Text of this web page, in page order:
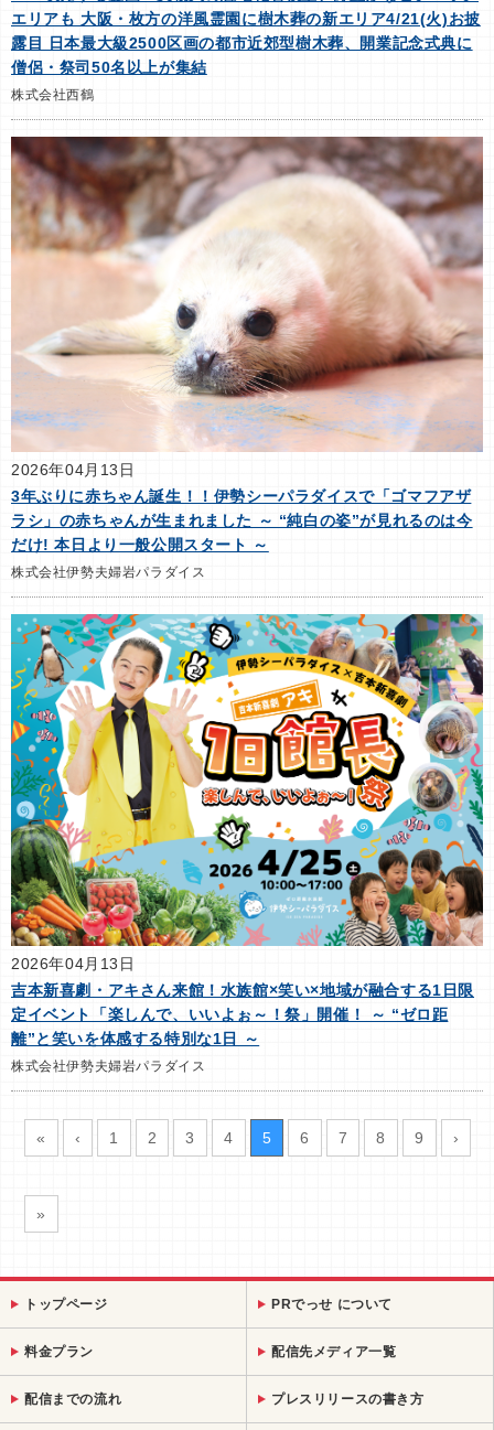
エリアも 大阪・枚方の洋風霊園に樹木葬の新エリア4/21(火)お披
露目 日本最大級2500区画の都市近郊型樹木葬、開業記念式典に
僧侶・祭司50名以上が集結
株式会社西鶴
2026年04月13日
3年ぶりに赤ちゃん誕生！！伊勢シーパラダイスで「ゴマフアザ
ラシ」の赤ちゃんが生まれました ～ “純白の姿”が見れるのは今
だけ! 本日より一般公開スタート ～
株式会社伊勢夫婦岩パラダイス
2026年04月13日
吉本新喜劇・アキさん来館！水族館×笑い×地域が融合する1日限
定イベント「楽しんで、いいよぉ～！祭」開催！ ～ “ゼロ距
離”と笑いを体感する特別な1日 ～
株式会社伊勢夫婦岩パラダイス
« ‹ 1 2 3 4 5 6 7 8 9 ›
»
トップページ PRでっせ について
料金プラン 配信先メディア一覧
配信までの流れ プレスリリースの書き方